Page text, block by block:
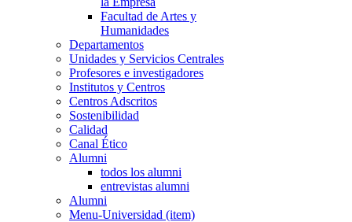
Facultad de Artes y
Humanidades
Departamentos
Unidades y Servicios Centrales
Profesores e investigadores
Institutos y Centros
Centros Adscritos
Sostenibilidad
Calidad
Canal Ético
Alumni
todos los alumni
entrevistas alumni
Alumni
Menu-Universidad (item)